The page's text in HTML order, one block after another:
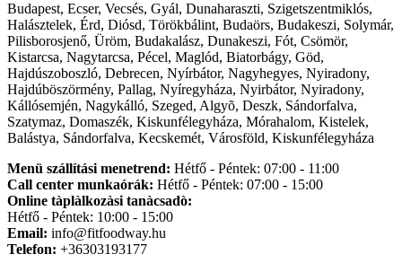
Budapest, Ecser, Vecsés, Gyál, Dunaharaszti, Szigetszentmiklós,
Halásztelek, Érd, Diósd, Törökbálint, Budaörs, Budakeszi, Solymár,
Pilisborosjenő, Üröm, Budakalász, Dunakeszi, Fót, Csömör,
Kistarcsa, Nagytarcsa, Pécel, Maglód, Biatorbágy, Göd,
Hajdúszoboszló, Debrecen, Nyírbátor, Nagyhegyes, Nyiradony,
Hajdúböszörmény, Pallag, Nyíregyháza, Nyirbátor, Nyiradony,
Kállósemjén, Nagykálló, Szeged, Algyõ, Deszk, Sándorfalva,
Szatymaz, Domaszék, Kiskunfélegyháza, Mórahalom, Kistelek,
Balástya, Sándorfalva, Kecskemét, Városföld, Kiskunfélegyháza
Menü szállítási menetrend: Hétfő - Péntek: 07:00 - 11:00
Call center munkaórák: Hétfő - Péntek: 07:00 - 15:00
Online tàplàlkozàsi tanàcsadò:
Hétfő - Péntek: 10:00 - 15:00
Email: info@fitfoodway.hu
Telefon: +36303193177